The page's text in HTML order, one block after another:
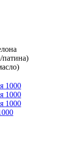
патина)